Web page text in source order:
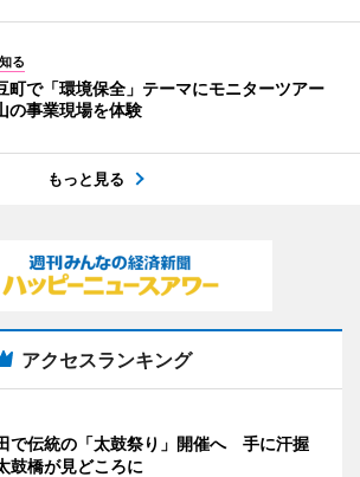
る
町で「環境保全」テーマにモニターツアー
の事業現場を体験
もっと見る
アクセスランキング
で伝統の「太鼓祭り」開催へ 手に汗握
鼓橋が見どころに